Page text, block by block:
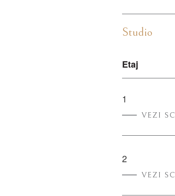
Studio
Etaj
1
VEZI
2
VEZI